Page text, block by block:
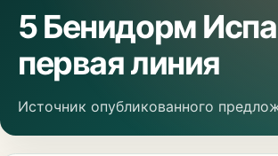
5 Бенидорм
первая линия
Источник опубликованного